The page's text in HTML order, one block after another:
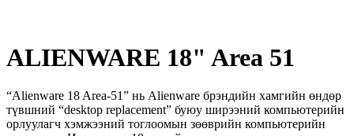
ALIENWARE 18" Area 51
“Alienware 18 Area-51” нь Alienware брэндийн хамгийн өндөр
түвшний “desktop replacement” буюу ширээний компьютерийн
орлуулагч хэмжээний тоглоомын зөөврийн компьютерийн